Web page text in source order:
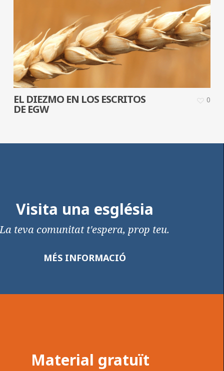
EL DIEZMO EN LOS ESCRITOS
DE EGW
0
Visita una església
La teva comunitat t'espera, prop teu.
MÉS INFORMACIÓ
Material gratuït